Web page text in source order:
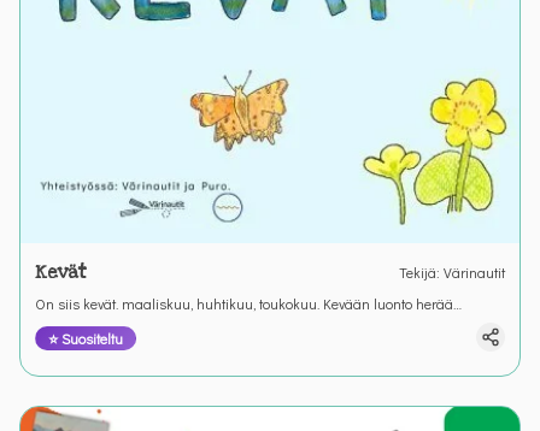
Kevät Tekijä: Värinautit
On siis kevät. maaliskuu, huhtikuu, toukokuu. Kevään luonto herää
Värianuttien kirjoitustehtävässä.
⭐ Suositeltu